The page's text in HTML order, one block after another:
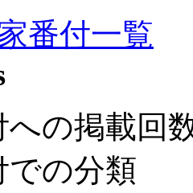
番付一覧
への掲載回
での分類